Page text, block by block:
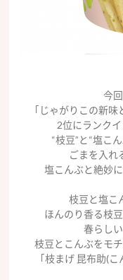
今
｢じゃがりこの新
2位にランク
“枝豆”と“塩こ
ごまを入れ
塩こんぶと絶妙
枝豆と塩こ
ほんのり香る枝
春らし
枝豆とこんぶをモ
｢枝まげ 昆布助(